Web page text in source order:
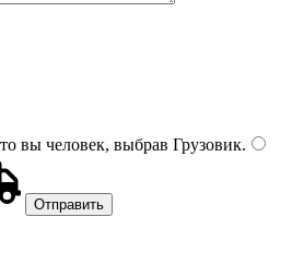
вы человек, выбрав Грузовик.